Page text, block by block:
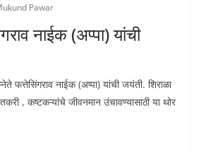
Pawar
नाईक (अप्पा) यांची
फत्तेसिंगराव नाईक (अप्पा) यांची जयंती. शिराळा
, कष्टकऱ्यांचे जीवनमान उंचावण्यासाठी या थोर